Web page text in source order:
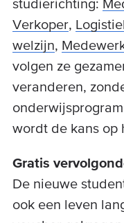
studierichting:
Verkoper,
welzijn,
volgen ze
veranderen,
wordt de kans op
Gratis
De nieuwe
ook een leven